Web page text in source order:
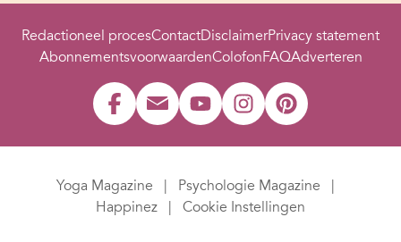
Redactioneel procesContactDisclaimerPrivacy statement
AbonnementsvoorwaardenColofonFAQAdverteren
Yoga Magazine
Psychologie Magazine
Happinez
Cookie Instellingen